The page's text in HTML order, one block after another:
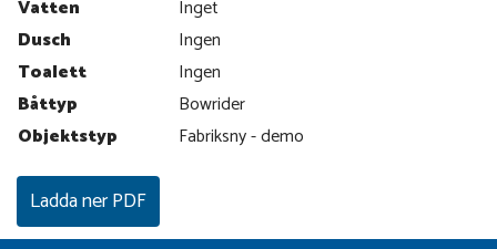
Vatten
Inget
Dusch
Ingen
Toalett
Ingen
Båttyp
Bowrider
Objektstyp
Fabriksny - demo
Ladda ner PDF